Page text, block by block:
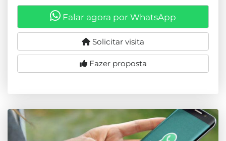
Falar agora por WhatsApp
Solicitar visita
Fazer proposta